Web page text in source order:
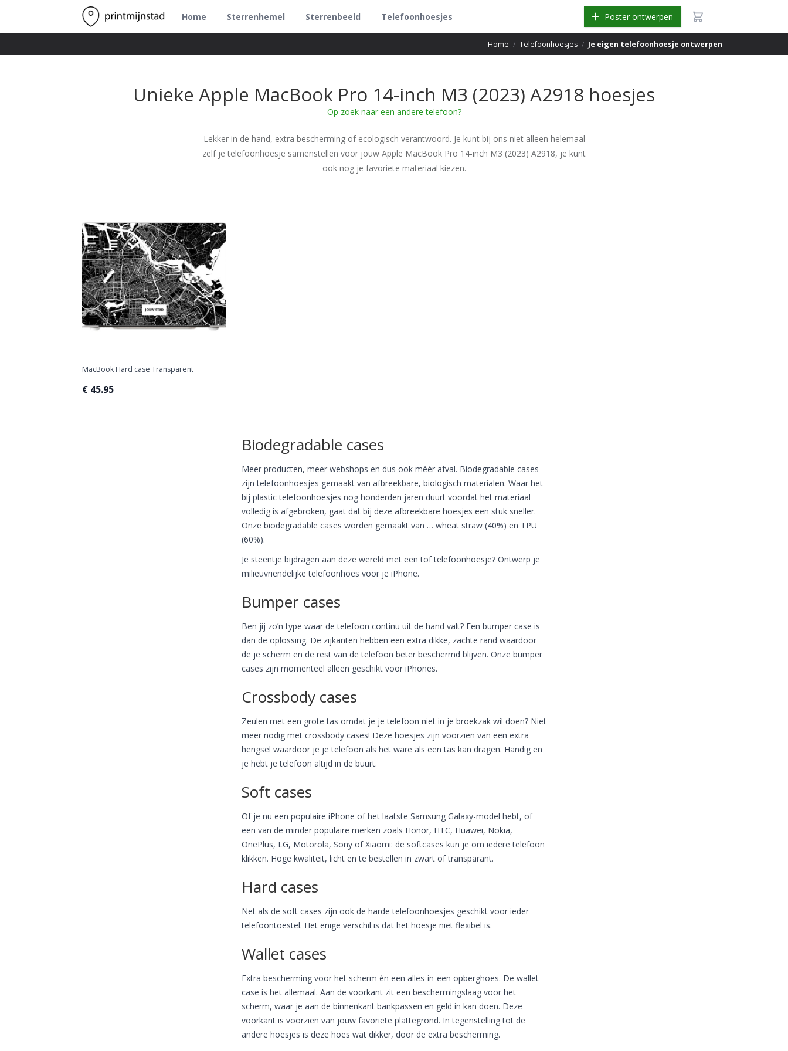
Home Sterrenhemel Sterrenbeeld Telefoonhoesjes Poster ontwerpen
Home / Telefoonhoesjes / Je eigen telefoonhoesje ontwerpen
Unieke Apple MacBook Pro 14-inch M3 (2023) A2918 hoesjes
Op zoek naar een andere telefoon?
Lekker in de hand, extra bescherming of ecologisch verantwoord. Je kunt bij ons niet alleen helemaal
zelf je telefoonhoesje samenstellen voor jouw Apple MacBook Pro 14-inch M3 (2023) A2918, je kunt
ook nog je favoriete materiaal kiezen.
MacBook Hard case Transparent
€ 45.95
Biodegradable cases
Meer producten, meer webshops en dus ook méér afval. Biodegradable cases
zijn telefoonhoesjes gemaakt van afbreekbare, biologisch materialen. Waar het
bij plastic telefoonhoesjes nog honderden jaren duurt voordat het materiaal
volledig is afgebroken, gaat dat bij deze afbreekbare hoesjes een stuk sneller.
Onze biodegradable cases worden gemaakt van … wheat straw (40%) en TPU
(60%).
Je steentje bijdragen aan deze wereld met een tof telefoonhoesje? Ontwerp je
milieuvriendelijke telefoonhoes voor je iPhone.
Bumper cases
Ben jij zo’n type waar de telefoon continu uit de hand valt? Een bumper case is
dan de oplossing. De zijkanten hebben een extra dikke, zachte rand waardoor
de je scherm en de rest van de telefoon beter beschermd blijven. Onze bumper
cases zijn momenteel alleen geschikt voor iPhones.
Crossbody cases
Zeulen met een grote tas omdat je je telefoon niet in je broekzak wil doen? Niet
meer nodig met crossbody cases! Deze hoesjes zijn voorzien van een extra
hengsel waardoor je je telefoon als het ware als een tas kan dragen. Handig en
je hebt je telefoon altijd in de buurt.
Soft cases
Of je nu een populaire iPhone of het laatste Samsung Galaxy-model hebt, of
een van de minder populaire merken zoals Honor, HTC, Huawei, Nokia,
OnePlus, LG, Motorola, Sony of Xiaomi: de softcases kun je om iedere telefoon
klikken. Hoge kwaliteit, licht en te bestellen in zwart of transparant.
Hard cases
Net als de soft cases zijn ook de harde telefoonhoesjes geschikt voor ieder
telefoontoestel. Het enige verschil is dat het hoesje niet flexibel is.
Wallet cases
Extra bescherming voor het scherm én een alles-in-een opberghoes. De wallet
case is het allemaal. Aan de voorkant zit een beschermingslaag voor het
scherm, waar je aan de binnenkant bankpassen en geld in kan doen. Deze
voorkant is voorzien van jouw favoriete plattegrond. In tegenstelling tot de
andere hoesjes is deze hoes wat dikker, door de extra bescherming.